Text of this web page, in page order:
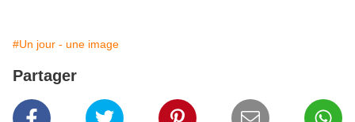
#Un jour - une image
Partager